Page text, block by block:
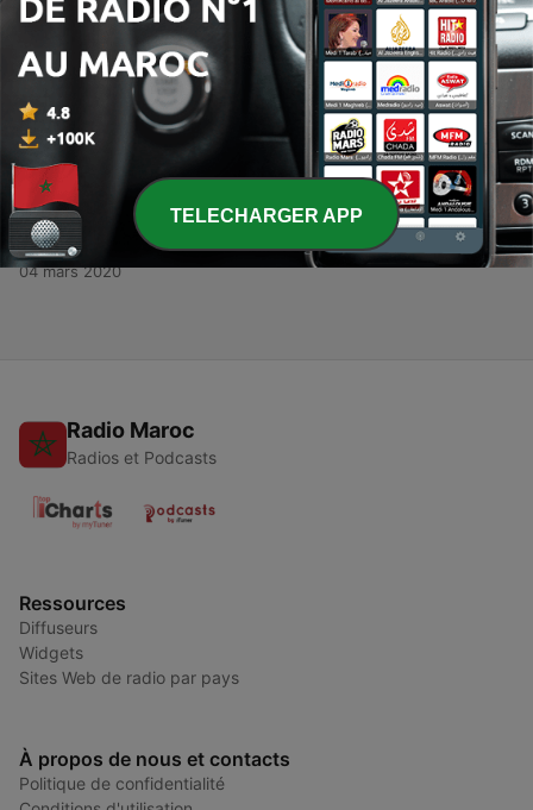
4 - In Touch Episodio 4 - "Superstition"
In Touch Episodio 3 - "Technology"
18 mars 2020
2 - In Touch Episodio 2 - "Travel"
11 mars 2020
1 - In Touch Episodio 1 - "Learning"
04 mars 2020
Radio Maroc
Radios et Podcasts
Ressources
Diffuseurs
Widgets
Sites Web de radio par pays
À propos de nous et contacts
Politique de confidentialité
TELECHARGER APP